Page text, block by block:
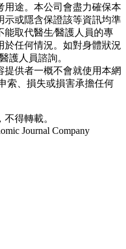
用途。本公司會盡力確保本
示或隱含保證該等資訊均準
取代醫生∕醫護人員的專
於任何情況。如對身體狀況
護人員諮詢。
供者一概不會就使用本網
索、損失或損害承擔任何
得轉載。
Journal Company